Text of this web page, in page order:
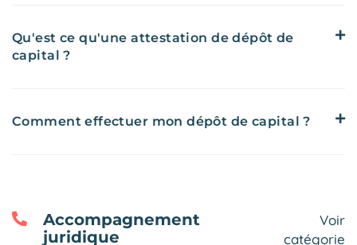
Qu'est ce qu'une attestation de dépôt de
capital ?
Comment effectuer mon dépôt de capital ?
Accompagnement
juridique
Voir
catégorie